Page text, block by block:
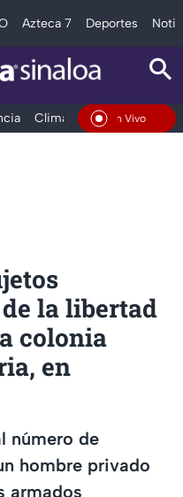
Azteca 7 Deportes
Clima Deportes
En Vivo
la libertad
colonia
en
número de
hombre privado
armados